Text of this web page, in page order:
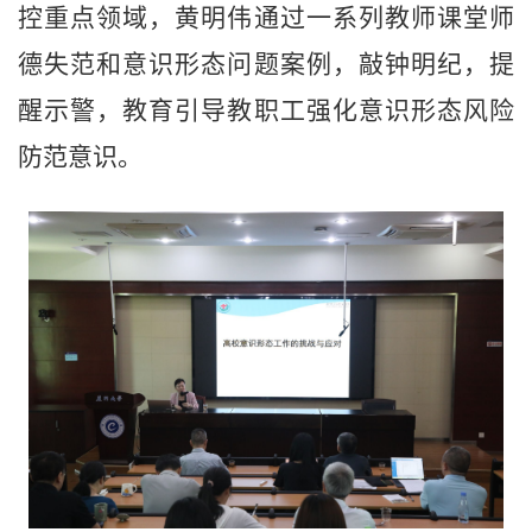
控重点领域，黄明伟通过一系列教师课堂师
德失范和意识形态问题案例，敲钟明纪，提
醒示警，教育引导教职工强化意识形态风险
防范意识。